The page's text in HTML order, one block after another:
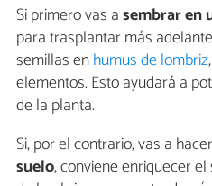
Si primero vas asembrar en
para trasplantar más
semillas enhumus de lombriz
elementos. Esto ayudará a
de la planta.
Si, por el contrario, vas a hacer
suelo, conviene enriquecer